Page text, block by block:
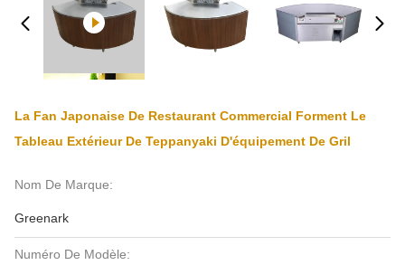
La Fan Japonaise De Restaurant Commercial Forment Le
Tableau Extérieur De Teppanyaki D'équipement De Gril
Nom De Marque:
Greenark
Numéro De Modèle: